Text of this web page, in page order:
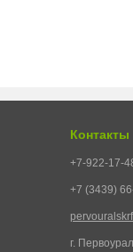
Контакты
+7-922-17-
+7 (3439)
г.